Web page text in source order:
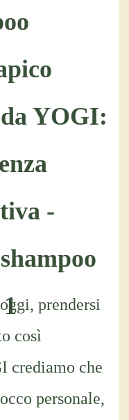
prendersi
così
crediamo che
personale,